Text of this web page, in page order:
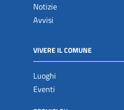
Notizie
Avvisi
VIVERE IL COMUNE
Luoghi
Eventi